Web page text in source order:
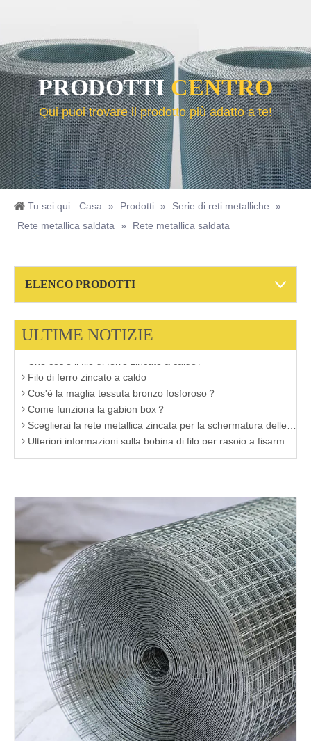
PRODOTTI CENTRO
Qui puoi trovare il prodotto più adatto a te!
Tu sei qui: Casa » Prodotti » Serie di reti metalliche
»
Rete metallica saldata
» Rete metallica saldata
ELENCO PRODOTTI
ULTIME NOTIZIE
Rete metallica saldata in acciaio inossidabile
Disco filtrante in acciaio inossidabile per problemi di filtrazione
Un'introduzione di Cut iron Wire
Fare clic per ulteriori informazioni sulla tela metallica in acciaio inossidabile
Che cos'è il filo di ferro zincato a caldo?
Filo di ferro zincato a caldo
Cos'è la maglia tessuta bronzo fosforoso？
Come funziona la gabion box？
Sceglierai la rete metallica zincata per la schermatura delle finestre？
Ulteriori informazioni sulla bobina di filo per rasoio a fisarmonica zincata a caldo
La caratteristica del filo di ferro elettro-zincato
Tipi comuni di maglie tessute bronzo fosforoso
Maglia in acciaio inossidabile twill
Scopo principale della gabbia del gabbione2
Scopo principale della gabbia del gabbione
Applicazione della rete metallica saldata
Vantaggi della rete del fiume Gabion
Filo ricotto nero
Rete metallica saldata in acciaio inossidabile
Disco filtrante in acciaio inossidabile per problemi di filtrazione
Un'introduzione di Cut iron Wire
Fare clic per ulteriori informazioni sulla tela metallica in acciaio inossidabile
Che cos'è il filo di ferro zincato a caldo?